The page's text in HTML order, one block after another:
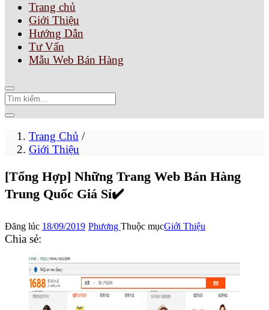
Trang chủ
Giới Thiệu
Hướng Dẫn
Tư Vấn
Mẫu Web Bán Hàng
Trang Chủ /
Giới Thiệu
[Tổng Hợp] Những Trang Web Bán Hàng
Trung Quốc Giá Sỉ✔️
Đăng lúc 18/09/2019 Phương Thuộc mụcGiới Thiệu
Chia sẻ: